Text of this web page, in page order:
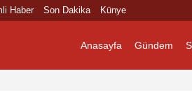
Haber Son Dakika Künye
Anasayfa Gündem